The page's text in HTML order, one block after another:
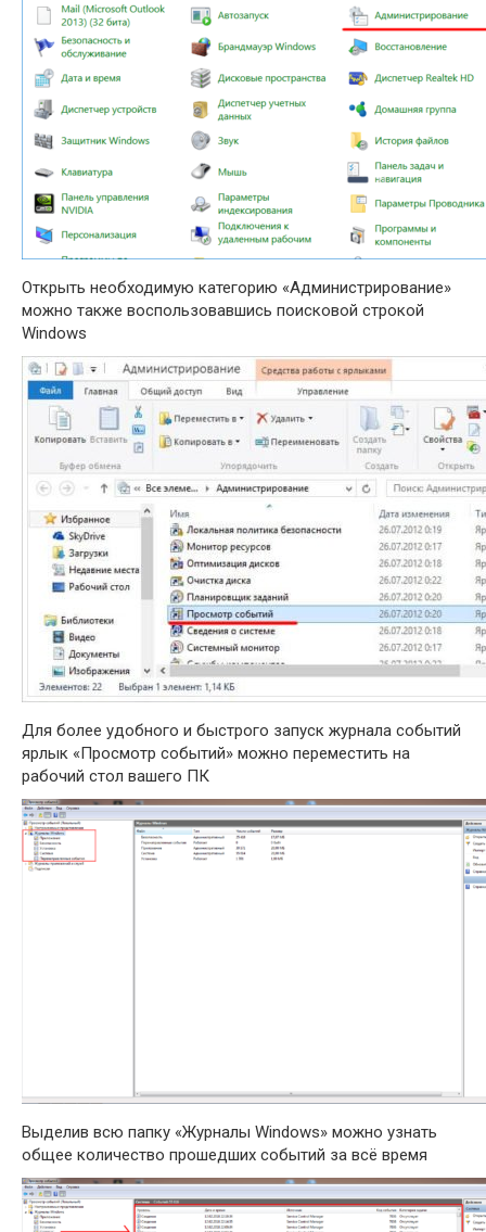
Открыть необходимую категорию «Администрирование»
можно также воспользовавшись поисковой строкой
Windows
Для более удобного и быстрого запуск журнала событий
ярлык «Просмотр событий» можно переместить на
рабочий стол вашего ПК
Выделив всю папку «Журналы Windows» можно узнать
общее количество прошедших событий за всё время